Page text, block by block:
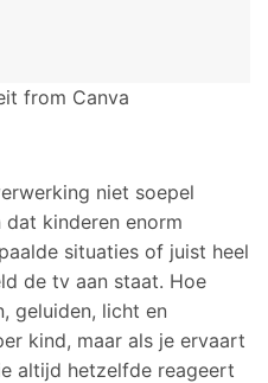
from Canva
niet soepel
kinderen enorm
situaties of juist heel
de tv aan staat. Hoe
geluiden, licht en
kind, maar als je ervaart
altijd hetzelfde reageert